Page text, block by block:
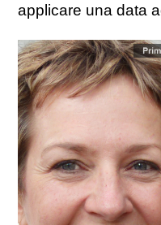
applicare una data